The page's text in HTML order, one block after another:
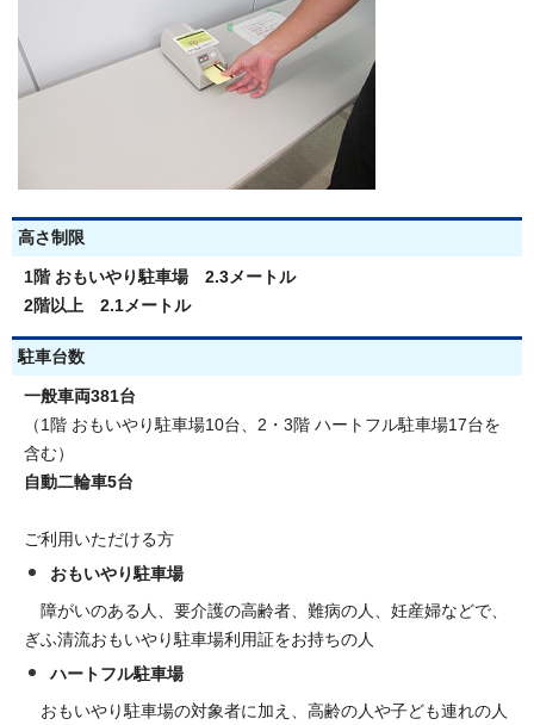
高さ制限
1階 おもいやり駐車場 2.3メートル
2階以上 2.1メートル
駐車台数
一般車両381台
（1階 おもいやり駐車場10台、2・3階 ハートフル駐車場17台を
含む）
自動二輪車5台
ご利用いただける方
おもいやり駐車場
障がいのある人、要介護の高齢者、難病の人、妊産婦などで、
ぎふ清流おもいやり駐車場利用証をお持ちの人
ハートフル駐車場
おもいやり駐車場の対象者に加え、高齢の人や子ども連れの人